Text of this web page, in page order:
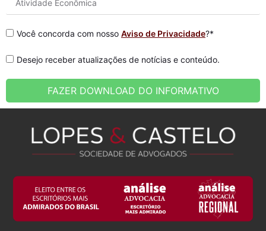
Você concorda com nosso Aviso de Privacidade?*
Desejo receber atualizações de notícias e conteúdo.
FAZER DOWNLOAD DO INFORMATIVO